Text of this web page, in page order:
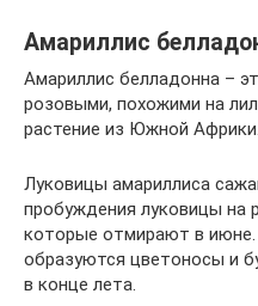
Амариллис
Амариллис белладонна –
розовыми, похожими на
растение из Южной Африки.
Луковицы амариллиса
пробуждения луковицы на
которые отмирают в июне.
образуются цветоносы и
в конце лета.